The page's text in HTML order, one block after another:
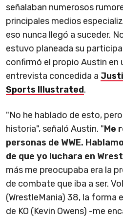
señalaban numerosos
principales medios
eso nunca llegó a suceder.
estuvo planeada su
confirmó el propio Austin en
entrevista concedida a
Sports Illustrated.
"No he hablado de esto,
historia", señaló Austin. "Me
personas de WWE.
de que yo luchara en
más me preocupaba era la
de combate que iba a ser.
(WrestleMania) 38, la forma
de KO (Kevin Owens) -me